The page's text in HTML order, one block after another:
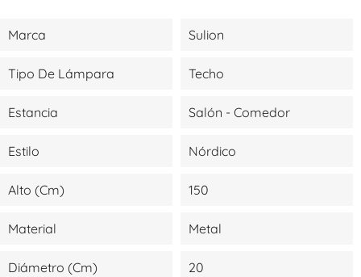
Marca Sulion
Tipo De Lámpara Techo
Estancia Salón - Comedor
Estilo Nórdico
Alto (cm) 150
Material Metal
Diámetro (cm) 20